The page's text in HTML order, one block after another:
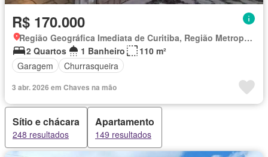
R$ 170.000
Região Geográfica Imediata de Curitiba, Região Metropolitana de Curitiba
2 Quartos
1 Banheiro
110 m²
Garagem
Churrasqueira
3 abr. 2026 em Chaves na mão
Sítio e chácara
248 resultados
Apartamento
149 resultados